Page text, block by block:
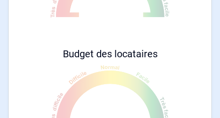
Budget des locataires